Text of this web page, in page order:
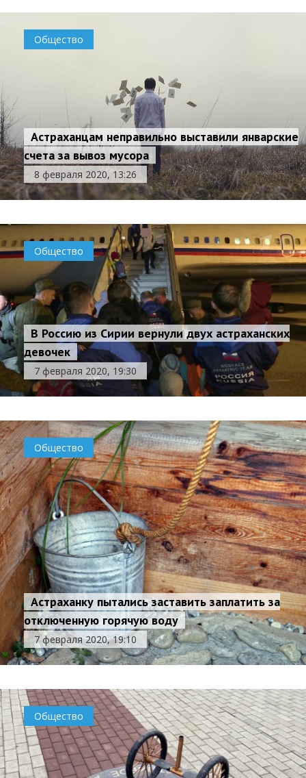
Общество
Астраханцам неправильно выставили январские
счета за вывоз мусора
8 февраля 2020, 13:26
Общество
В Россию из Сирии вернули двух астраханских
девочек
7 февраля 2020, 19:30
Общество
Астраханку пытались заставить заплатить за
отключенную горячую воду
7 февраля 2020, 19:10
Общество